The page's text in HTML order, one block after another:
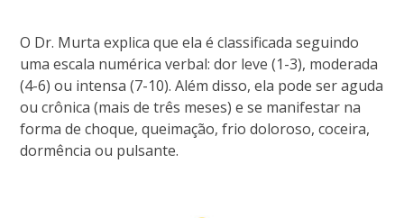
O Dr. Murta explica que ela é classificada seguindo
uma escala numérica verbal: dor leve (1-3), moderada
(4-6) ou intensa (7-10). Além disso, ela pode ser aguda
ou crônica (mais de três meses) e se manifestar na
forma de choque, queimação, frio doloroso, coceira,
dormência ou pulsante.